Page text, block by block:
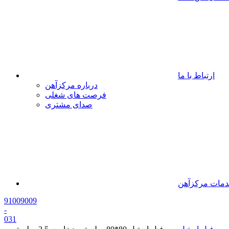
ارتباط با ما
درباره مرکزآهن
فرصت های شغلی
صدای مشتری
مرکزآهن
91009009
-
031